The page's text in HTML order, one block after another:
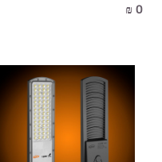
0 ₪